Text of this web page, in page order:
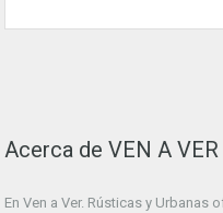
Acerca de VEN A VER
En Ven a Ver. Rústicas y